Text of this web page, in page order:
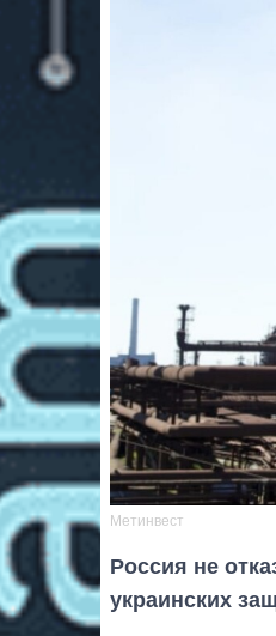
Метинвест
Россия не
украинских